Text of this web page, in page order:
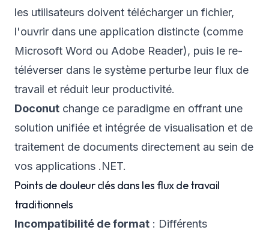
les utilisateurs doivent télécharger un fichier,
l'ouvrir dans une application distincte (comme
Microsoft Word ou Adobe Reader), puis le re-
téléverser dans le système perturbe leur flux de
travail et réduit leur productivité.
Doconut change ce paradigme en offrant une
solution unifiée et intégrée de visualisation et de
traitement de documents directement au sein de
vos applications .NET.
Points de douleur clés dans les flux de travail
traditionnels
Incompatibilité de format : Différents